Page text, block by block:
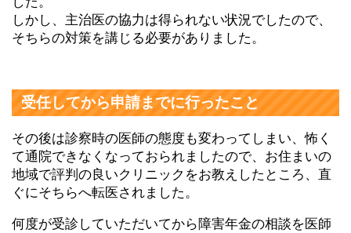
しかし、主治医の協力は得られない状況でしたので、
そちらの対策を講じる必要がありました。
受任してから申請までに行ったこと
その後は診察時の医師の態度も変わってしまい、怖く
て通院できなくなっておられましたので、お住まいの
地域で評判の良いクリニックをお教えしたところ、直
ぐにそちらへ転医されました。
何度が受診していただいてから障害年金の相談を医師